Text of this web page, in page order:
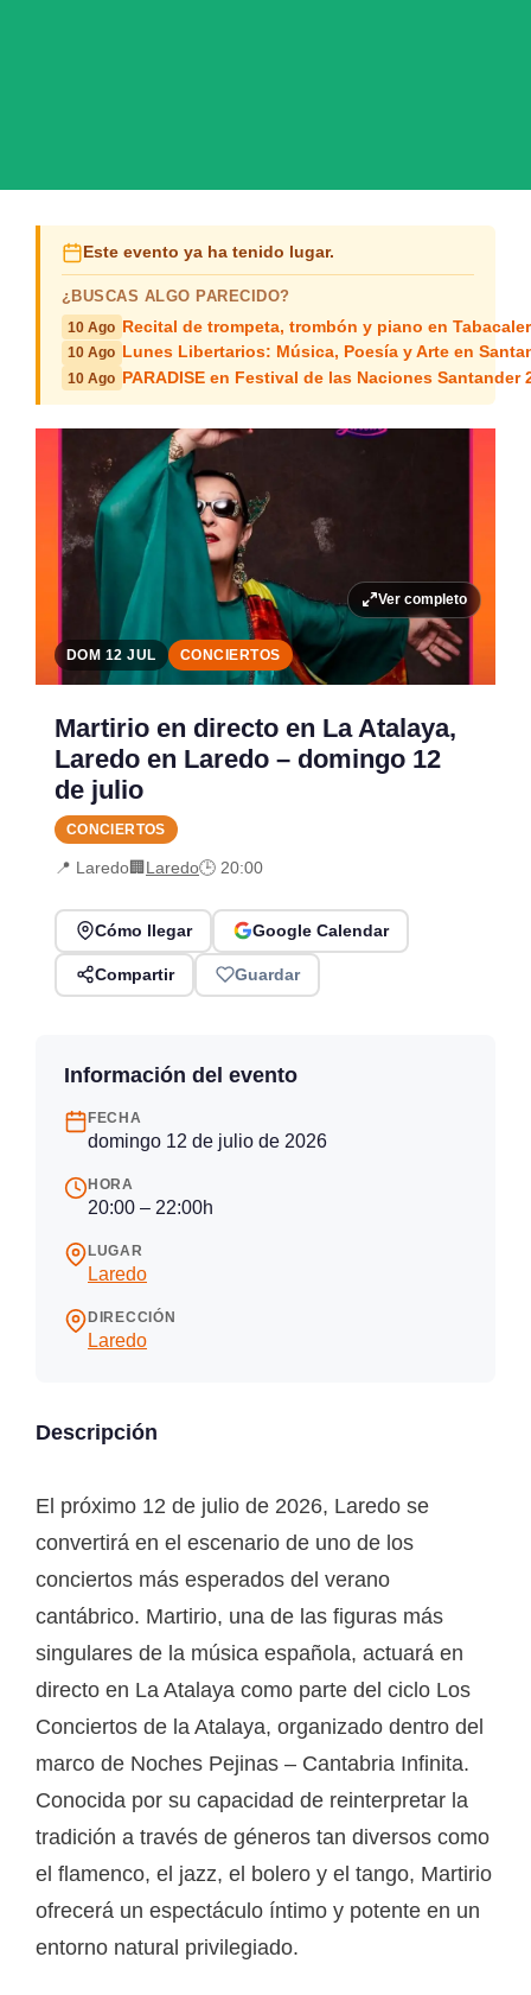
Este evento ya ha tenido lugar.
¿BUSCAS ALGO PARECIDO?
10 Ago Recital de trompeta, trombón y piano en
10 Ago Lunes Libertarios: Música, Poesía y Arte en
10 Ago PARADISE en Festival de las Naciones Santander
Ver completo
DOM 12 JUL CONCIERTOS
Martirio en directo en La Atalaya,
Laredo en Laredo – domingo 12
de julio
CONCIERTOS
📍 Laredo🏢Laredo🕒 20:00
Cómo llegar Google Calendar
Compartir Guardar
Información del evento
FECHA
domingo 12 de julio de 2026
HORA
20:00 – 22:00h
LUGAR
Laredo
DIRECCIÓN
Laredo
Descripción
El próximo 12 de julio de 2026, Laredo se
convertirá en el escenario de uno de los
conciertos más esperados del verano
cantábrico. Martirio, una de las figuras más
singulares de la música española, actuará en
directo en La Atalaya como parte del ciclo Los
Conciertos de la Atalaya, organizado dentro del
marco de Noches Pejinas – Cantabria Infinita.
Conocida por su capacidad de reinterpretar la
tradición a través de géneros tan diversos como
el flamenco, el jazz, el bolero y el tango, Martirio
ofrecerá un espectáculo íntimo y potente en un
entorno natural privilegiado.